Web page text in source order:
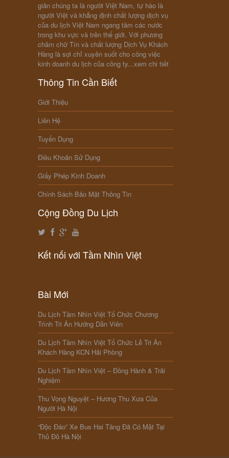
giản chúng ta là người Việt Nam, tự hào là
người Việt và khẳng định chất lượng dịch vụ
của du lịch Việt Nam ngang tầm các nước
trong khu vực và trên thế giới. Với phương
châm chữ Tín và chất lượng Dịch Vụ Khách
Hàng là sợi chỉ xuyên suốt cho công việc
kinh doanh du lịch của công ty...xem chi tiết
Thông Tin Cần Biết
Giới Thiệu
Liên Hệ
Tuyển Dụng
Điều Khoản Sử Dụng
Giấy Phép Kinh Doanh
Chính Sách Bảo Mật Thông Tin
Cộng Đồng Du Lịch
Kết nối với Tầm Nhìn Việt
Bài Mới
Du Lịch Tầm Nhìn Việt Tổ Chức Chương
Trình Tri Ân Hướng Dẫn Viên
Du Lịch Tầm Nhìn Việt Tổ Chức Lễ Tri Ân
Khách Hàng KCN Hải Phòng
Du Lịch Tầm Nhìn Việt – Đồng Hành & Trải
Nghiệm
Thu Vọng Nguyệt – Hương Thu Xưa Của
Người Hà Nội
“Độc Đáo” Xe Bus Hai Tầng Đã Có Mặt Tại
Thủ Đô Hà Nội